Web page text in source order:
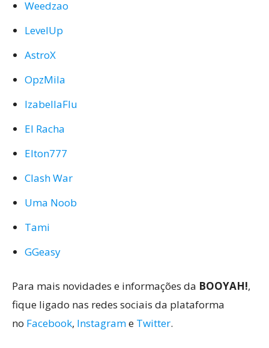
Weedzao
LevelUp
AstroX
OpzMila
IzabellaFlu
El Racha
Elton777
Clash War
Uma Noob
Tami
GGeasy
Para mais novidades e informações da BOOYAH!,
fique ligado nas redes sociais da plataforma
no Facebook, Instagrame Twitter.